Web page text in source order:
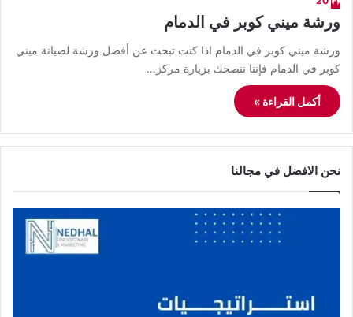
ورشة ميني كوبر في الدمام
ورشة ميني كوبر في الدمام اذا كنت تبحث عن أفضل ورشة لصيانة ميني
كوبر في الدمام فإننا ننصحك بزيارة مركز…
أكمل القراءة »
نحن الافضل في مجالنا